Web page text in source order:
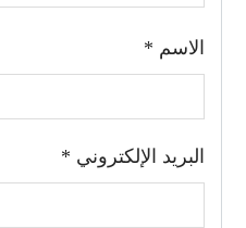
الاسم *
البريد الإلكتروني *